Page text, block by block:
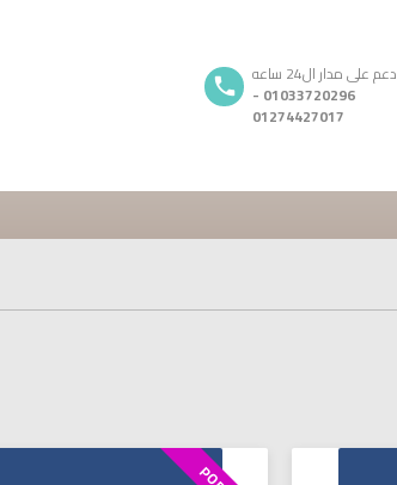
دعم على مدار ال24 ساعه
01033720296 -
01274427017